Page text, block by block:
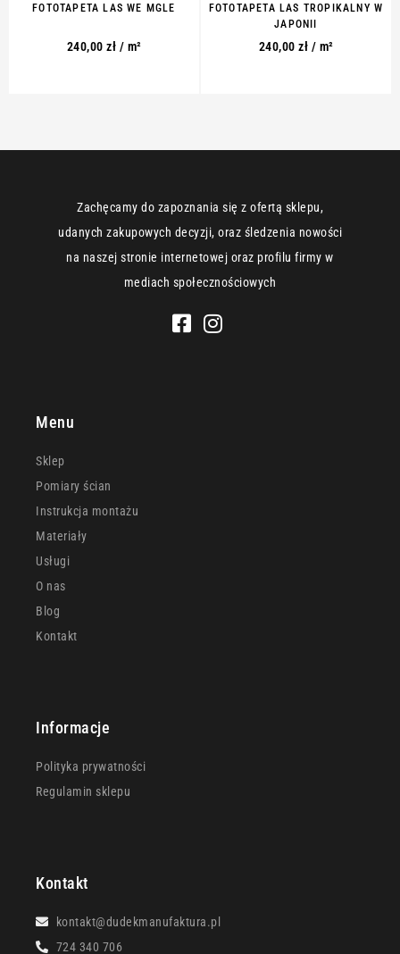
FOTOTAPETA LAS WE MGLE
240,00 zł / m²
FOTOTAPETA LAS TROPIKALNY W
JAPONII
240,00 zł / m²
Zachęcamy do zapoznania się z ofertą sklepu,
udanych zakupowych decyzji, oraz śledzenia nowości
na naszej stronie internetowej oraz profilu firmy w
mediach społecznościowych
Kontakt
kontakt@dudekmanufaktura.pl
724 340 706
Informacje
Polityka prywatności
Regulamin sklepu
Menu
Sklep
Pomiary ścian
Instrukcja montażu
Materiały
Usługi
O nas
Blog
Kontakt